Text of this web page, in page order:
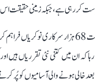
کر رہی ہے، جبکہ زمینی
انہوں نے کہا کہ حکومت 68 ہزار سرکاری
رہا کہ ان میں کتنی نئی تقرریاں ہیں
خالی ہونے والی آسامیوں کو پُر